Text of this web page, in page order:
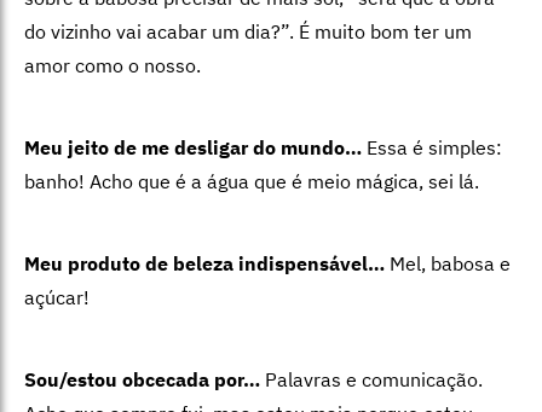
do vizinho vai acabar um dia?”. É muito bom ter um
amor como o nosso.
Meu jeito de me desligar do mundo… Essa é simples:
banho! Acho que é a água que é meio mágica, sei lá.
Meu produto de beleza indispensável… Mel, babosa e
açúcar!
Sou/estou obcecada por… Palavras e comunicação.